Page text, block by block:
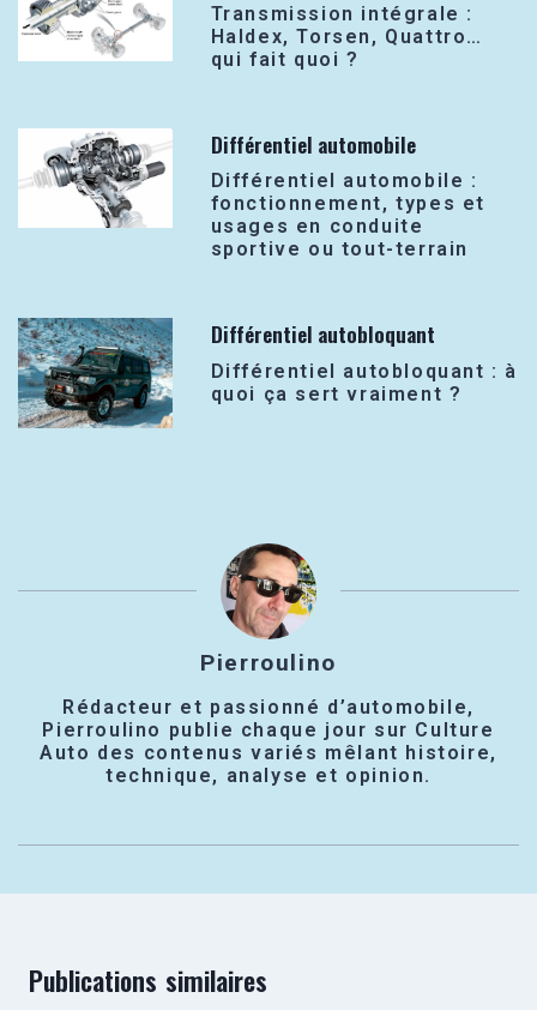
Transmission intégrale :
Haldex, Torsen, Quattro…
qui fait quoi ?
Différentiel automobile
Différentiel automobile :
fonctionnement, types et
usages en conduite
sportive ou tout-terrain
Différentiel autobloquant
Différentiel autobloquant : à
quoi ça sert vraiment ?
Pierroulino
Rédacteur et passionné d’automobile,
Pierroulino publie chaque jour sur Culture
Auto des contenus variés mêlant histoire,
technique, analyse et opinion.
Publications similaires